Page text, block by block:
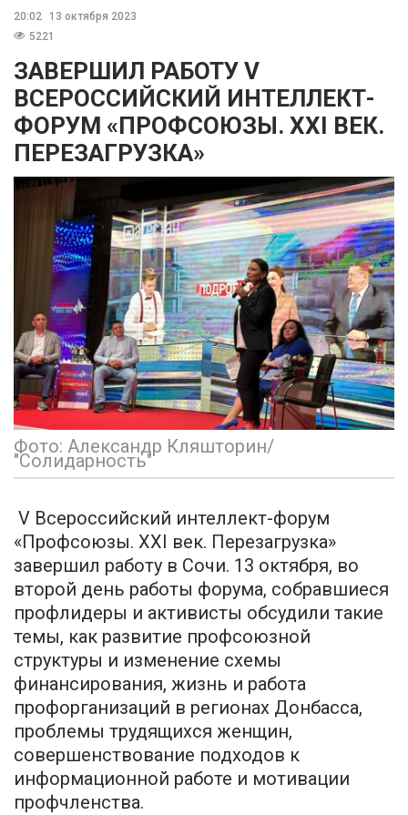
20:02 13 октября 2023
5221
ЗАВЕРШИЛ РАБОТУ V
ВСЕРОССИЙСКИЙ ИНТЕЛЛЕКТ-
ФОРУМ «ПРОФСОЮЗЫ. XXI ВЕК.
ПЕРЕЗАГРУЗКА»
Фото: Александр Кляшторин/
"Солидарность"
V Всероссийский интеллект-форум
«Профсоюзы. XXI век. Перезагрузка»
завершил работу в Сочи. 13 октября, во
второй день работы форума, собравшиеся
профлидеры и активисты обсудили такие
темы, как развитие профсоюзной
структуры и изменение схемы
финансирования, жизнь и работа
профорганизаций в регионах Донбасса,
проблемы трудящихся женщин,
совершенствование подходов к
информационной работе и мотивации
профчленства.